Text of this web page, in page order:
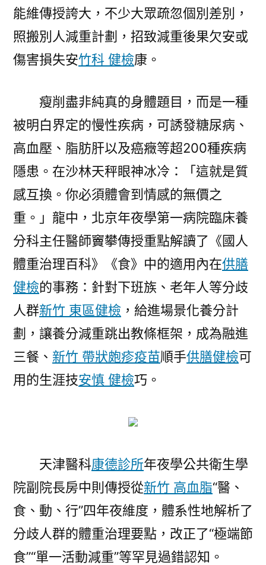
能維傳授誇大，不少大眾疏忽個別差別，
照搬別人減重計劃，招致減重後果欠安或
傷害損失安竹科 健檢康。
瘦削盡非純真的身體題目，而是一種
被明白界定的慢性疾病，可誘發糖尿病、
高血壓、脂肪肝以及癌癥等超200種疾病
隱患。在沙林天秤眼神冰冷：「這就是質
感互換。你必須體會到情感的無價之
重。」龍中，北京年夜學第一病院臨床養
分科主任醫師竇攀傳授重點解讀了《國人
體重治理百科》《食》中的適用內在供膳
健檢的事務：針對下班族、老年人等分歧
人群新竹 東區健檢 ，給進場景化養分計
劃，讓養分減重跳出教條框架，成為融進
三餐、 新竹 帶狀皰疹疫苗順手供膳健檢可
用的生涯技安慎 健檢巧。
天津醫科康德診所年夜學公共衛生學
院副院長房中則傳授從新竹 高血脂“醫、
食、動、行”四年夜維度，體系性地解析了
分歧人群的體重治理要點，改正了“極端節
食”“單一活動減重”等罕見過錯認知。